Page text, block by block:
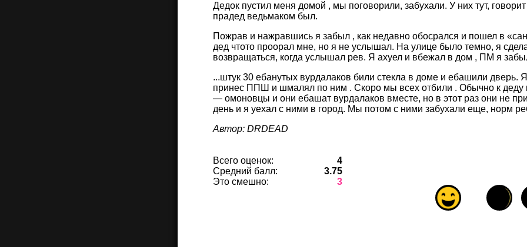
Дедок пустил меня домой , мы поговорили, забухали. У них тут,
прадед ведьмаком был.
Пожрав и нажравшись я забыл , как недавно обосрался и пошел в
дед чтото проорал мне, но я не услышал. На улице было темно, я
возвращаться, когда услышал рев. Я ахуел и вбежал в дом , ПМ я
...штук 30 ебанутых вурдалаков били стекла в доме и ебашили дверь.
принес ППШ и шмалял по ним . Скоро мы всех отбили . Обычно к деду
— омоновцы и они ебашат вурдалаков вместе, но в этот раз они не
день и я уехал с ними в город. Мы потом с ними забухали еще, норм
Автор: DRDEAD
Всего оценок:
4
Средний балл:
3.75
Это смешно:
3